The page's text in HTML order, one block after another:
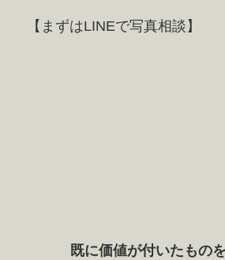
【まずはLINEで写真相談】
既に価値が付いたもの